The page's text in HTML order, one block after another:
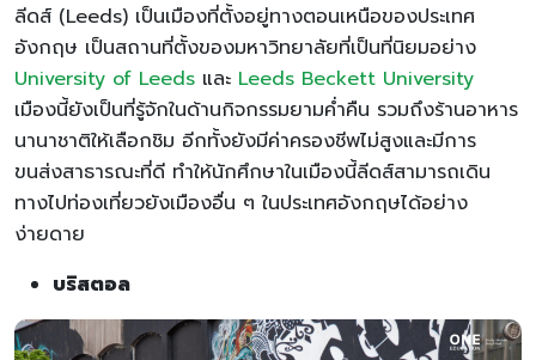
ลีดส์ (Leeds) เป็นเมืองที่ตั้งอยู่ทางตอนเหนือของประเทศ
อังกฤษ เป็นสถานที่ตั้งของมหาวิทยาลัยที่เป็นที่นิยมอย่าง
University of Leeds และ Leeds Beckett University
เมืองนี้ยังเป็นที่รู้จักในด้านกิจกรรมยามค่ำคืน รวมถึงร้านอาหาร
นานาชาติให้เลือกชิม อีกทั้งยังมีค่าครองชีพไม่สูงและมีการ
ขนส่งสาธารณะที่ดี ทำให้นักศึกษาในเมืองนี้ลีดส์สามารถเดิน
ทางไปท่องเที่ยวยังเมืองอื่น ๆ ในประเทศอังกฤษได้อย่าง
ง่ายดาย
บริสตอล